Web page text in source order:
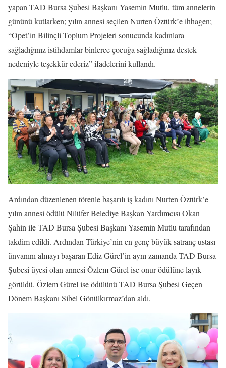
yapan TAD Bursa Şubesi Başkanı Yasemin Mutlu, tüm annelerin
gününü kutlarken; yılın annesi seçilen Nurten Öztürk’e ihhagen;
“Opet’in Bilinçli Toplum Projeleri sonucunda kadınlara
sağladığınız istihdamlar binlerce çocuğa sağladığınız destek
nedeniyle teşekkür ederiz” ifadelerini kullandı.
Ardından düzenlenen törenle başarılı iş kadını Nurten Öztürk’e
yılın annesi ödülü Nilüfer Belediye Başkan Yardımcısı Okan
Şahin ile TAD Bursa Şubesi Başkanı Yasemin Mutlu tarafından
takdim edildi. Ardından Türkiye’nin en genç büyük satranç ustası
ünvanını almayı başaran Ediz Gürel’in aynı zamanda TAD Bursa
Şubesi üyesi olan annesi Özlem Gürel ise onur ödülüne layık
görüldü. Özlem Gürel ise ödülünü TAD Bursa Şubesi Geçen
Dönem Başkanı Sibel Gönülkırmaz’dan aldı.